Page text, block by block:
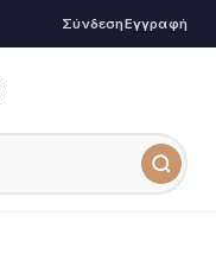
ΣύνδεσηΕγγραφή